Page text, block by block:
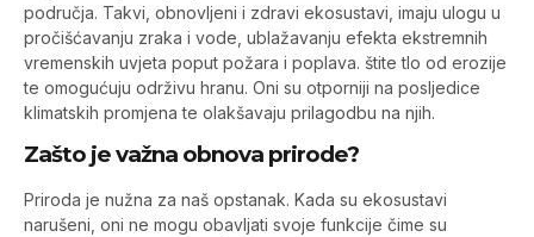
područja. Takvi, obnovljeni i zdravi ekosustavi, imaju ulogu u
pročišćavanju zraka i vode, ublažavanju efekta ekstremnih
vremenskih uvjeta poput požara i poplava. štite tlo od erozije
te omogućuju održivu hranu. Oni su otporniji na posljedice
klimatskih promjena te olakšavaju prilagodbu na njih.
Zašto je važna obnova prirode?
Priroda je nužna za naš opstanak. Kada su ekosustavi
narušeni, oni ne mogu obavljati svoje funkcije čime su